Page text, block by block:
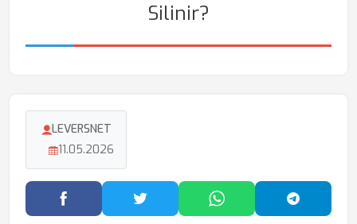
Silinir?
LEVERSNET
11.05.2026
Facebook'ta PaylaşTwitter'da PaylaşWhatsApp'ta Paylaş